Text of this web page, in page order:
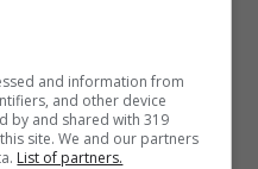
and information from
and other device
by and shared with 319
site. We and our partners
List of partners.